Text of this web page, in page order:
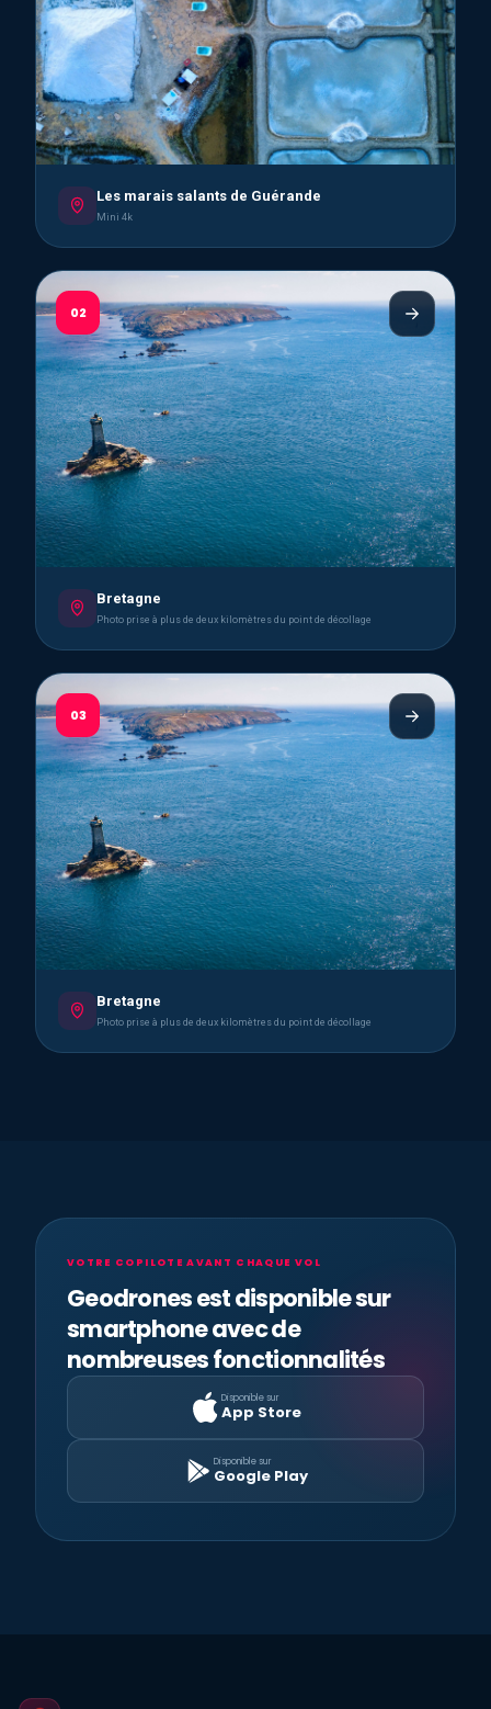
Les marais salants de Guérande
Mini 4k
02
Bretagne
Photo prise à plus de deux kilomètres du point de décollage
03
Bretagne
Photo prise à plus de deux kilomètres du point de décollage
VOTRE COPILOTE AVANT CHAQUE VOL
Geodrones est disponible sur
smartphone avec de
nombreuses fonctionnalités
Disponible sur
App Store
Disponible sur
Google Play